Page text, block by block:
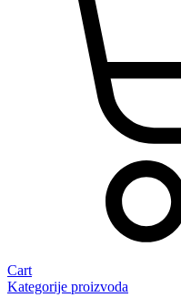
Cart
Kategorije proizvoda